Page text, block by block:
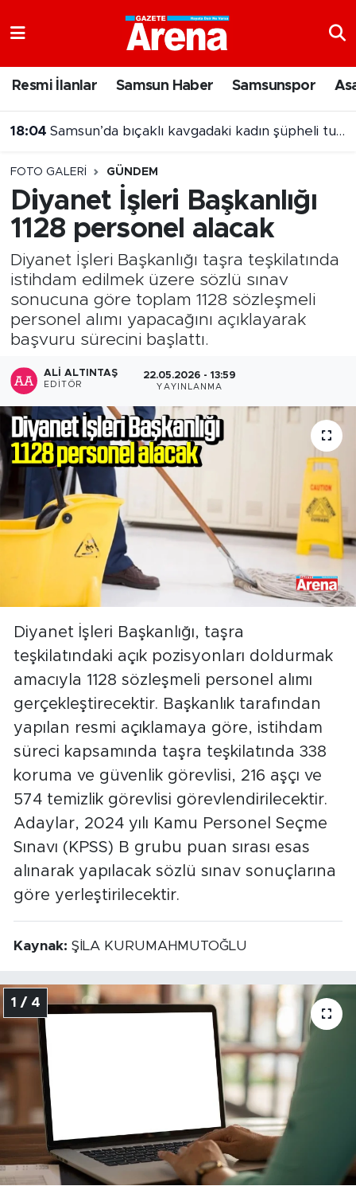
Resmi İlanlar Samsun Haber Samsunspor
18:04 Samsun’da bıçaklı kavgadaki kadın şüpheli tutuklandı
FOTO GALERI GÜNDEM
Diyanet İşleri Başkanlığı
1128 personel alacak
Diyanet İşleri Başkanlığı taşra teşkilatında
istihdam edilmek üzere sözlü sınav
sonucuna göre toplam 1128 sözleşmeli
personel alımı yapacağını açıklayarak
başvuru sürecini başlattı.
ALI ALTINTAŞ
EDITÖR
22.05.2026 - 13:59
YAYINLANMA
Diyanet İşleri Başkanlığı, taşra
teşkilatındaki açık pozisyonları doldurmak
amacıyla 1128 sözleşmeli personel alımı
gerçekleştirecektir. Başkanlık tarafından
yapılan resmi açıklamaya göre, istihdam
süreci kapsamında taşra teşkilatında 338
koruma ve güvenlik görevlisi, 216 aşçı ve
574 temizlik görevlisi görevlendirilecektir.
Adaylar, 2024 yılı Kamu Personel Seçme
Sınavı (KPSS) B grubu puan sırası esas
alınarak yapılacak sözlü sınav sonuçlarına
göre yerleştirilecektir.
Kaynak: ŞİLA KURUMAHMUTOĞLU
1 / 4
Samsun Namaz Vakitleri
Trafik Durumu
Süper Lig Puan Durumu ve Fikstür
Tüm Manşetler
Son Dakika Haberleri
Haber Arşivi